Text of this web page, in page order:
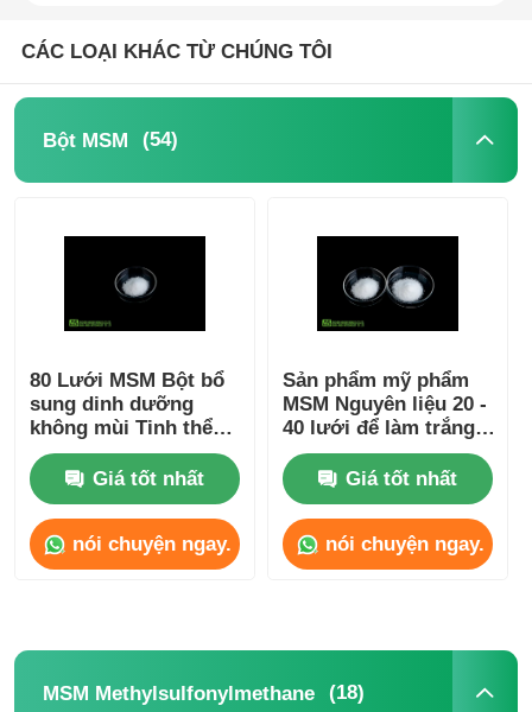
CÁC LOẠI KHÁC TỪ CHÚNG TÔI
Bột MSM (54)
80 Lưới MSM Bột bổ
sung dinh dưỡng
không mùi Tinh thể
trắng
Giá tốt nhất
nói chuyện ngay.
Sản phẩm mỹ phẩm
MSM Nguyên liệu 20 -
40 lưới để làm trắng
da
Giá tốt nhất
nói chuyện ngay.
MSM Methylsulfonylmethane (18)